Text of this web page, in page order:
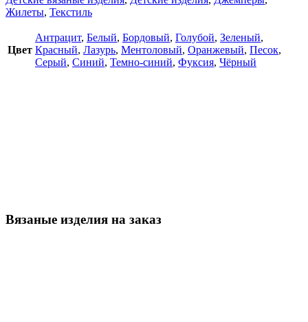
Жилеты, Текстиль
Цвет
Антрацит, Белый, Бордовый, Голубой, Зеленый,
Красный, Лазурь, Ментоловый, Оранжевый, Песок,
Серый, Синий, Темно-синий, Фуксия, Чёрный
Вязаные изделия на заказ